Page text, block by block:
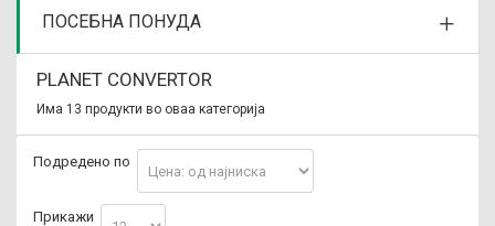
ПОСЕБНА ПОНУДА
PLANET CONVERTOR
Има 13 продукти во оваа категорија
Подредено по
Прикажи